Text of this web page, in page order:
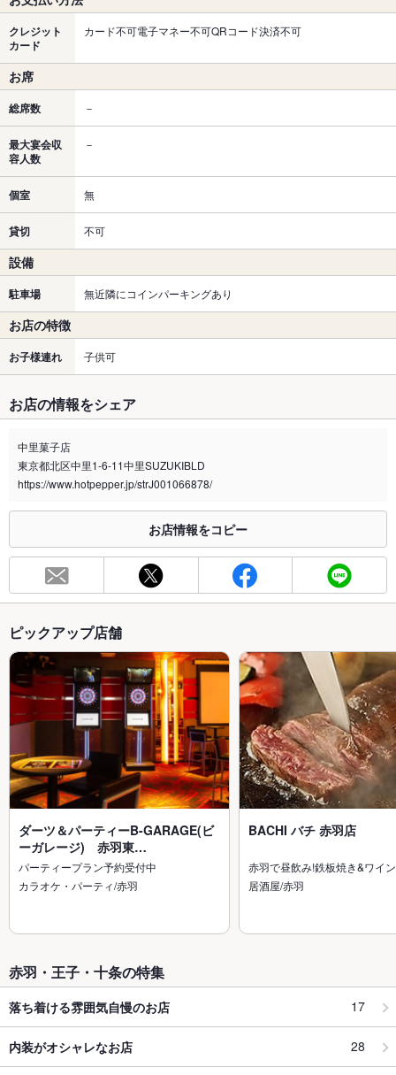
クレジット
カード
カード不可電子マネー不可QRコード決済不可
お席
総席数 －
最大宴会収
容人数
－
個室 無
貸切 不可
設備
駐車場 無近隣にコインパーキングあり
お店の特徴
お子様連れ 子供可
お店の情報をシェア
中里菓子店
東京都北区中里1-6-11中里SUZUKIBLD
https://www.hotpepper.jp/strJ001066878/
お店情報をコピー
ピックアップ店舗
ダーツ＆パーティーB-GARAGE(ビ
ーガレージ) 赤羽東…
パーティープラン予約受付中
カラオケ・パーティ/赤羽
BACHI バチ 赤羽店
赤羽で昼飲み!鉄板焼き&ワイ
居酒屋/赤羽
赤羽・王子・十条の特集
落ち着ける雰囲気自慢のお店 17
内装がオシャレなお店 28